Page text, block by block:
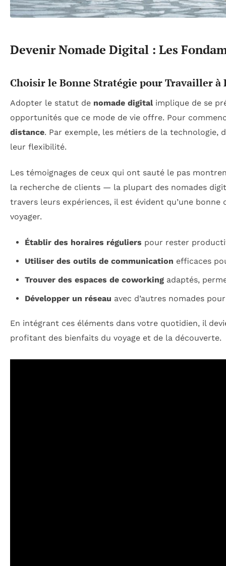
Devenir Nomade Digital : Les
Choisir le Bonne Stratégie pour Travailler à
Adopter le statut de nomade digitalimplique de se
opportunités que ce mode de vie offre. Pour
distance. Par exemple, les métiers de la
leur flexibilité.
Les témoignages de ceux qui ont sauté le pas
la recherche de clients — la plupart des nomades
travers leurs expériences, il est évident qu’une
voyager.
Établir des horaires réguliers pour rester
Utiliser des outils de communication efficaces
Trouver des espaces de coworkingadaptés,
Développer un réseau avec d’autres nomades
En intégrant ces éléments dans votre quotidien, il
profitant des bienfaits du voyage et de la découverte.